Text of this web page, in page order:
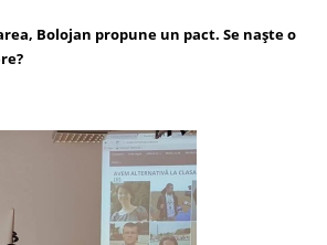
Bolojan propune un pact. Se naște o